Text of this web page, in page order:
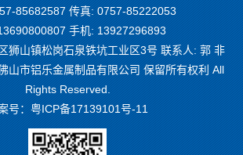
85682587 传真: 0757-85222053
手机: 13927296893
狮山镇松岗石泉铁坑工业区3号 联系人: 郭 非
山市铝乐金属制品有限公司 保留所有权利 All
Rights Reserved.
号： 粤ICP备17139101号-11